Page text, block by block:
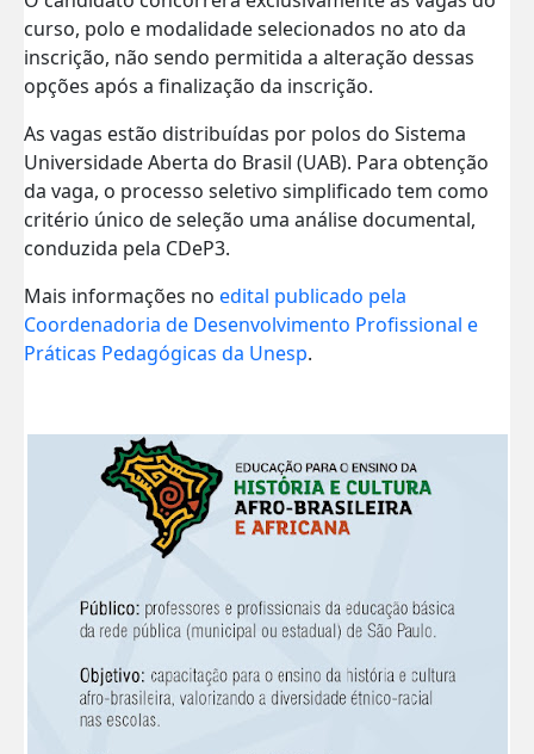
curso, polo e modalidade selecionados no ato da
inscrição, não sendo permitida a alteração dessas
opções após a finalização da inscrição.
As vagas estão distribuídas por polos do Sistema
Universidade Aberta do Brasil (UAB). Para obtenção
da vaga, o processo seletivo simplificado tem como
critério único de seleção uma análise documental,
conduzida pela CDeP3.
Mais informações no edital publicado pela
Coordenadoria de Desenvolvimento Profissional e
Práticas Pedagógicas da Unesp.